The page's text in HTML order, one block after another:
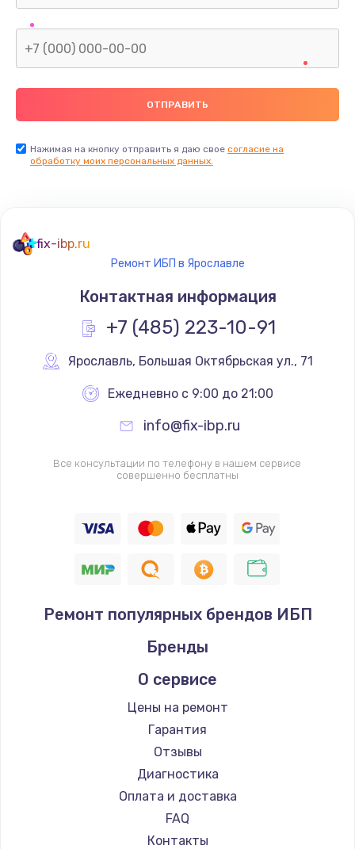
Нажимая на кнопку отправить я даю свое согласие на
обработку моих персональных данных.
fix-ibp.ru
Ремонт ИБП в Ярославле
Контактная информация
+7 (485) 223-10-91
Ярославль, Большая Октябрьская ул., 71
Ежедневно с 9:00 до 21:00
info@fix-ibp.ru
Все консультации по телефону в нашем сервисе
совершенно бесплатны
Ремонт популярных брендов ИБП
Бренды
О сервисе
Цены на ремонт
Гарантия
Отзывы
Диагностика
Оплата и доставка
FAQ
Контакты